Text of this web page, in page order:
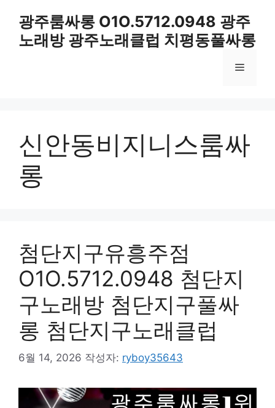
광주룸싸롱 O1O.5712.0948 광주
노래방 광주노래클럽 치평동풀싸롱
메
신안동비지니스룸싸
롱
첨단지구유흥주점
O1O.5712.0948 첨단지
구노래방 첨단지구풀싸
롱 첨단지구노래클럽
6월 14, 2026 작성자: ryboy35643